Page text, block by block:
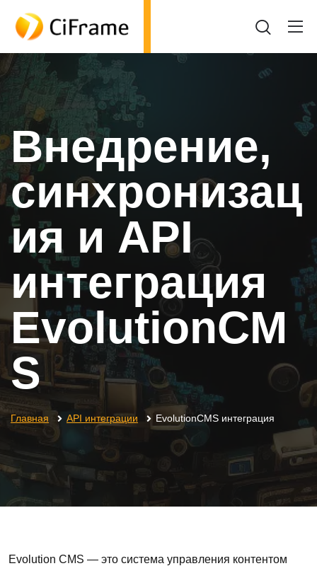
Внедрение,
синхронизац
ия и API
интеграция
EvolutionCM
S
Главная API интеграции EvolutionCMS интеграция
Evolution CMS — это система управления контентом